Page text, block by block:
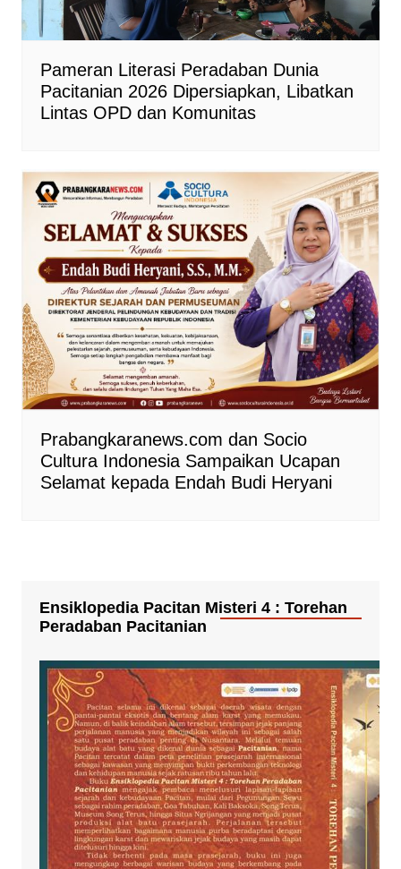
Pameran Literasi Peradaban Dunia
Pacitanian 2026 Dipersiapkan, Libatkan
Lintas OPD dan Komunitas
Prabangkaranews.com dan Socio
Cultura Indonesia Sampaikan Ucapan
Selamat kepada Endah Budi Heryani
Ensiklopedia Pacitan Misteri 4 : Torehan
Peradaban Pacitanian